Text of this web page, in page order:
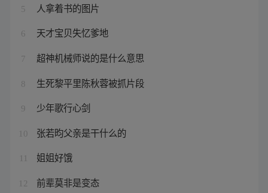
5 人拿着书的图片
6 天才宝贝失忆爹地
7 超神机械师说的是什么意思
8 生死黎平里陈秋蓉被抓片段
9 少年歌行心剑
10 张若昀父亲是干什么的
姐姐好饿
12 前辈莫非是变态